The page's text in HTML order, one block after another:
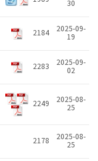
30
2184
2025-09-
19
2283
2025-09-
02
2249
2025-08-
25
2178
2025-08-
25